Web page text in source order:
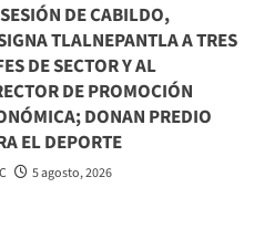
DE CABILDO,
TLALNEPANTLA A TRES
DE SECTOR Y AL
DE PROMOCIÓN
DONAN PREDIO
EL DEPORTE
5 agosto, 2026